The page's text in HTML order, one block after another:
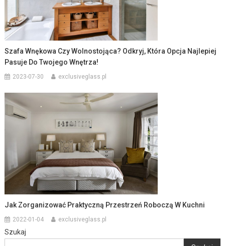
Szafa Wnękowa Czy Wolnostojąca? Odkryj, Która Opcja Najlepiej
Pasuje Do Twojego Wnętrza!
2023-07-30 exclusiveglass.pl
Jak Zorganizować Praktyczną Przestrzeń Roboczą W Kuchni
2022-01-04 exclusiveglass.pl
Szukaj